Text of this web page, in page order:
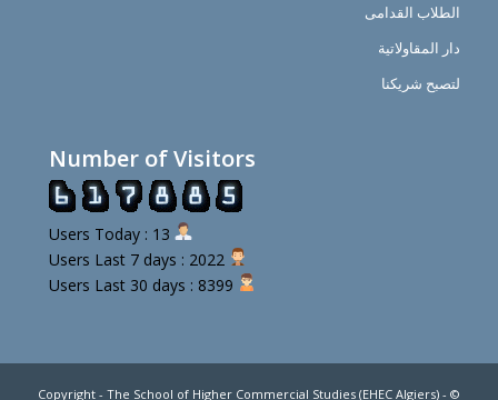
الطلاب القدامى
دار المقاولاتية
لتصبح شريكنا
Number of Visitors
© Copyright - The School of Higher Commercial Studies (EHEC Algiers) -